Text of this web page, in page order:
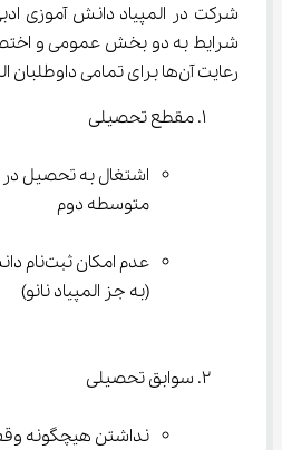
شرکت در المپیاد دانش آموزی
رعایت آن‌ها برای تمامی داوطلبان الزامی است.
مقطع تحصیلی
اشتغال به تحصیل در
متوسطه دوم
(به جز المپیاد نانو)
سوابق تحصیلی
نداشتن هیچگونه